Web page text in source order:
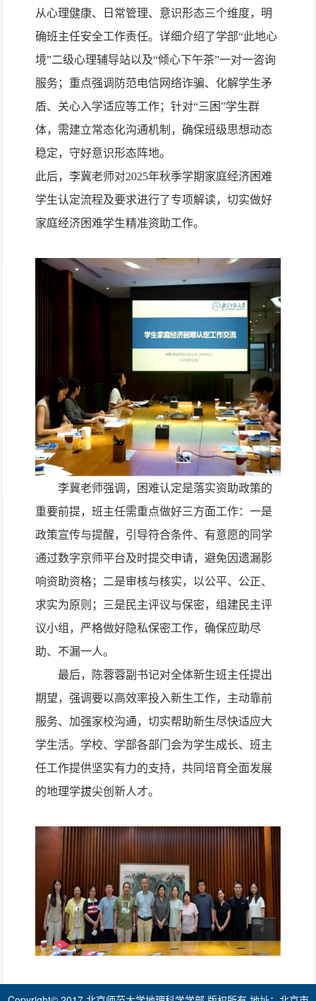
从心理健康、日常管理、意识形态三个维度，明
确班主任安全工作责任。详细介绍了学部“此地心
境”二级心理辅导站以及“倾心下午茶”一对一咨询
服务；重点强调防范电信网络诈骗、化解学生矛
盾、关心入学适应等工作；针对“三困”学生群
体，需建立常态化沟通机制，确保班级思想动态
稳定，守好意识形态阵地。
此后，李冀老师对2025年秋季学期家庭经济困难
学生认定流程及要求进行了专项解读，切实做好
家庭经济困难学生精准资助工作。
李冀老师强调，困难认定是落实资助政策的
重要前提，班主任需重点做好三方面工作：一是
政策宣传与提醒，引导符合条件、有意愿的同学
通过数字京师平台及时提交申请，避免因遗漏影
响资助资格；二是审核与核实，以公平、公正、
求实为原则；三是民主评议与保密，组建民主评
议小组，严格做好隐私保密工作， 确保应助尽
助、不漏一人。
最后，陈蓉蓉副书记对全体新生班主任提出
期望，强调要以高效率投入新生工作，主动靠前
服务、加强家校沟通，切实帮助新生尽快适应大
学生活。学校、学部各部门会为学生成长、班主
任工作提供坚实有力的支持，共同培育全面发展
的地理学拔尖创新人才。